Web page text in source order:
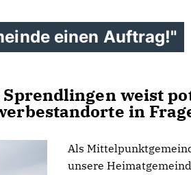
einen Auftrag!"
weist
in
Als
unsere